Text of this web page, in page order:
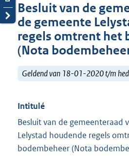
Besluit van de
de gemeente
regels omtrent het
(Nota
Geldend van 18-01-2020 t/m
Intitulé
Besluit van de gemeenteraad
Lelystad houdende regels
bodembeheer (Nota